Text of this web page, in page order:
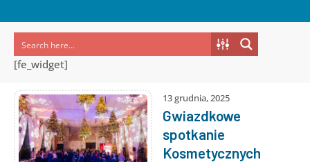
[fe_widget]
13 grudnia, 2025
Gwiazdkowe
spotkanie
Kosmetycznych